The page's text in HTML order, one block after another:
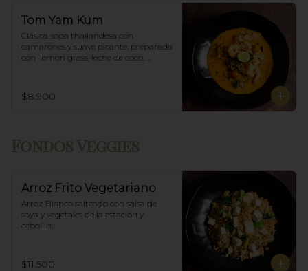
Tom Yam Kum
Clásica sopa thailandesa con
camarones y suave picante, preparada
con  lemon grass, leche de coco,
$8.900
Arroz Frito Vegetariano
Arroz Blanco salteado con salsa de
soya y vegetales de la estación y
cebollín.
$11.500